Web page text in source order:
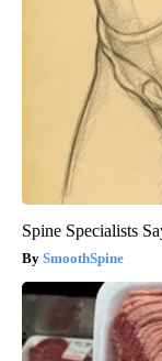
Spine Specialists
SmoothSpine